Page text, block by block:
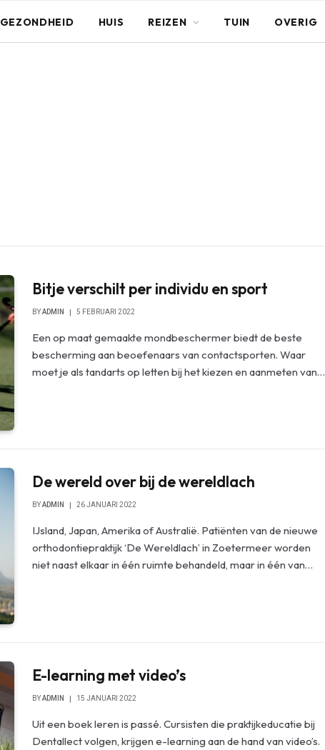
GEZONDHEID HUIS REIZEN TUIN OVERIG
Bitje verschilt per individu en sport
BYADMIN 5 FEBRUARI 2022
Een op maat gemaakte mondbeschermer biedt de beste
bescherming aan beoefenaars van contactsporten. Waar
moet je als tandarts op letten bij het kiezen en aanmeten van…
De wereld over bij de wereldlach
BYADMIN 26 JANUARI 2022
IJsland, Japan, Amerika of Australië. Patiënten van de nieuwe
orthodontiepraktijk ‘De Wereldlach’ in Zoetermeer worden
niet naast elkaar in één ruimte behandeld, maar in één van…
E-learning met video’s
BYADMIN 15 JANUARI 2022
Uit een boek leren is passé. Cursisten die praktijkeducatie bij
Dentallect volgen, krijgen e-learning aan de hand van video’s.